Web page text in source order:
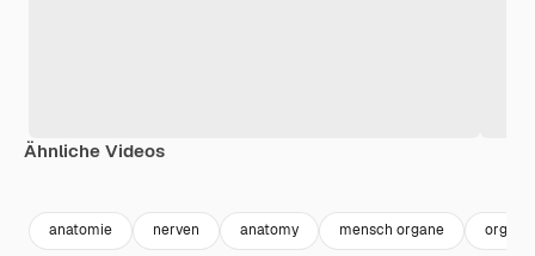
Ähnliche Videos
anatomie nerven anatomy mensch organe organe